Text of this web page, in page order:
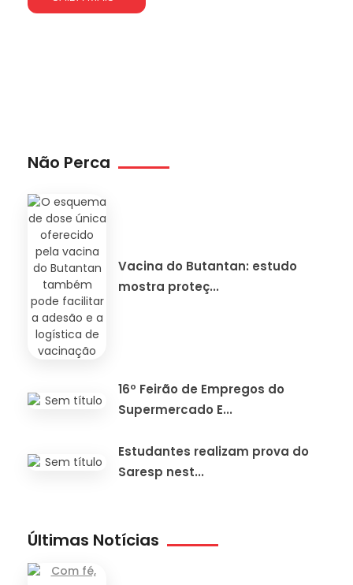
Não Perca
Vacina do Butantan: estudo
mostra proteç...
16º Feirão de Empregos do
Supermercado E...
Estudantes realizam prova do
Saresp nest...
Últimas Notícias